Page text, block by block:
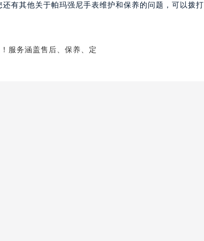
强尼售后服务中心（需提前预约）
（需提前预约）
（需提前预约）
需提前预约）
需提前预约）
（需提前预约）
（需提前预约）
（需提前预约）
需提前预约）
尼售后服务中心（需提前预约）
权店1楼帕玛强尼售后服务中心（需提前预约）
有其他关于帕玛强尼手表维护和保养的问题，可以拨打